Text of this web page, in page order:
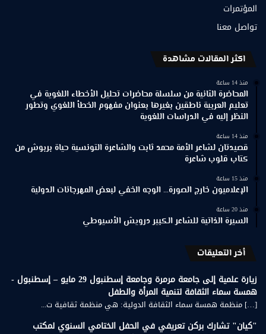
المؤتمرات
تواصل معنا
اكثر المقالات مشاهدة
منذ 14 ساعة
المحاضرة الثانية من سلسلة محاضرات تحليل الأخطاء اللغوية في
تعليم العربية ناطقين بغيرها بعنوان مفهوم الخطأ اللغوي وتطور
النظر إليه في الدراسات اللغوية
منذ 14 ساعة
قصيدتان لشاعر الأمة محمد ثابت والشاعرة التونسية حياة بربوش من
كتاب قلوب شاعرة
منذ 15 ساعة
الإعلاميون خارج الصورة… الوجه الخفي لبعض المهرجانات الدولية
منذ 20 ساعة
السيرة الذاتية للشاعر الكبير درويش الأسيوطي
أخر التعليقات
زيارة علمية إلى جامعة مرمرة وجامعة إسطنبول 29 مايو – إسطنبول -
همسة سماء الثقافة لتنمية المرأة والطفل
[…] منظمة همسة سماء الثقافة الدولية: هي منظمة ثقافية ت...
"كيان" تشارك بركن تعريفي في الحفل الختامي السنوي لمكتب